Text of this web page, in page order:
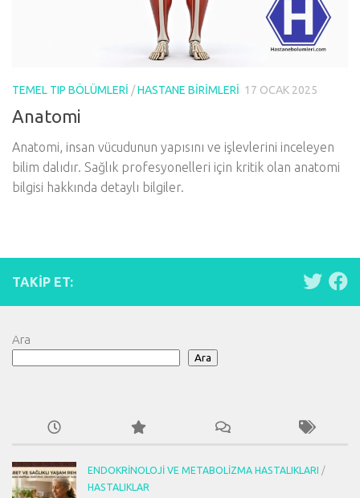
TEMEL TIP BÖLÜMLERI /HASTANE BIRIMLERI 17 OCAK 2025
Anatomi
Anatomi, insan vücudunun yapısını ve işlevlerini inceleyen
bilim dalıdır. Sağlık profesyonelleri için kritik olan anatomi
bilgisi hakkında detaylı bilgiler.
TAKIP ET:
Ara
Ara
ENDOKRINOLOJI VE METABOLIZMA HASTALIKLARI
/
HASTALIKLAR